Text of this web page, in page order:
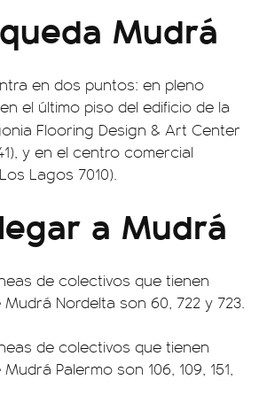
Mudrá
en dos puntos: en pleno
el último piso del edificio de la
Flooring Design & Art Center
y en el centro comercial
Lagos 7010).
a Mudrá
de colectivos que tienen
Nordelta son 60, 722 y 723.
de colectivos que tienen
Palermo son 106, 109, 151,